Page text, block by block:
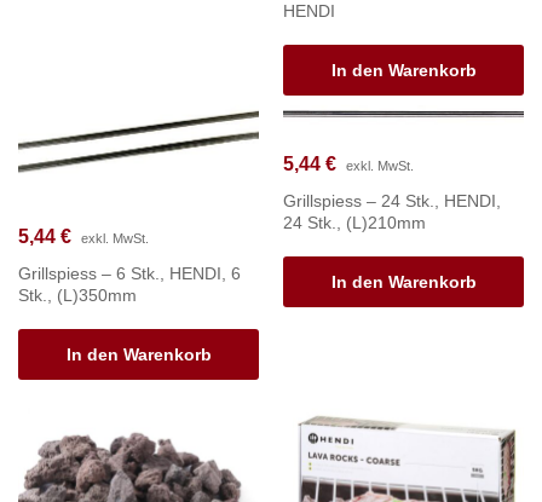
HENDI
In den Warenkorb
5,44 € exkl. MwSt.
Grillspiess – 6 Stk., HENDI, 6
Stk., (L)350mm
In den Warenkorb
5,44 € exkl. MwSt.
Grillspiess – 24 Stk., HENDI,
24 Stk., (L)210mm
In den Warenkorb